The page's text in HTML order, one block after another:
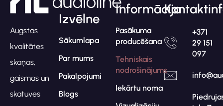
Augstas
kvalitātes
skaņas,
gaismas un
skatuves
Izvēlne
Sākumlapa
Par mums
Pakalpojumi
Blogs
Informācija
Pasākuma
producēšana
Tehniskais
nodrošinājums
Iekārtu noma
+371
29 151
097